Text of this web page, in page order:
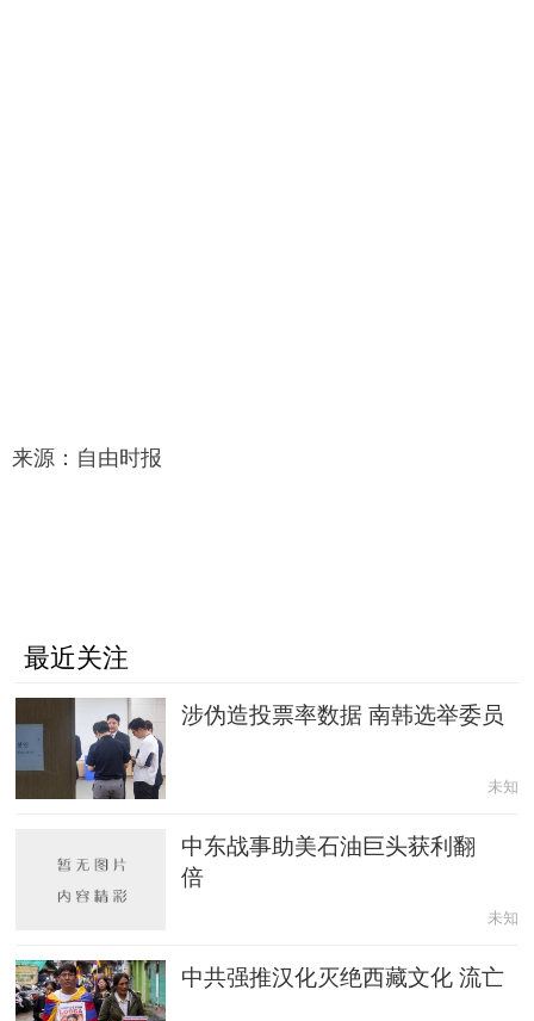
来源：自由时报
最近关注
涉伪造投票率数据 南韩选举委员
未知
中东战事助美石油巨头获利翻
倍
未知
中共强推汉化灭绝西藏文化 流亡